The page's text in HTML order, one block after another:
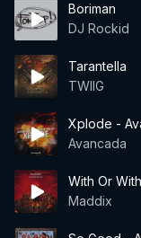
Boriman
DJ Rockid
Tarantella
TWIIG
Xplode -
Avancada
With Or
Maddix